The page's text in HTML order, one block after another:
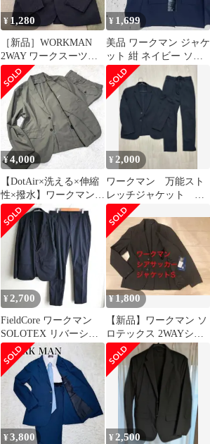
¥ 1,280
［新品］WORKMAN
2WAY ワークスーツジ
ャケット ブラック
¥ 1,699
美品 ワークマン ジャケ
ット 紺 ネイビー ソロ
テックス 2WAY 撥水
¥4,000
【DotAir×洗える×伸縮
性×撥水】ワークマン
トラベルスーツ L-M 多
機能
¥ 2,000
ワークマン 万能スト
レッチジャケット パ
ンツ オールシーズ
ン 6369 6370
¥2,700
FieldCore ワークマン
SOLOTEX リバーシブ
ルスーツ セットアップ
¥1,800
【新品】ワークマン ソ
ロテックス 2WAYシア
サッカースーツジャケ
ットS 黒
¥3,800 ¥2,500